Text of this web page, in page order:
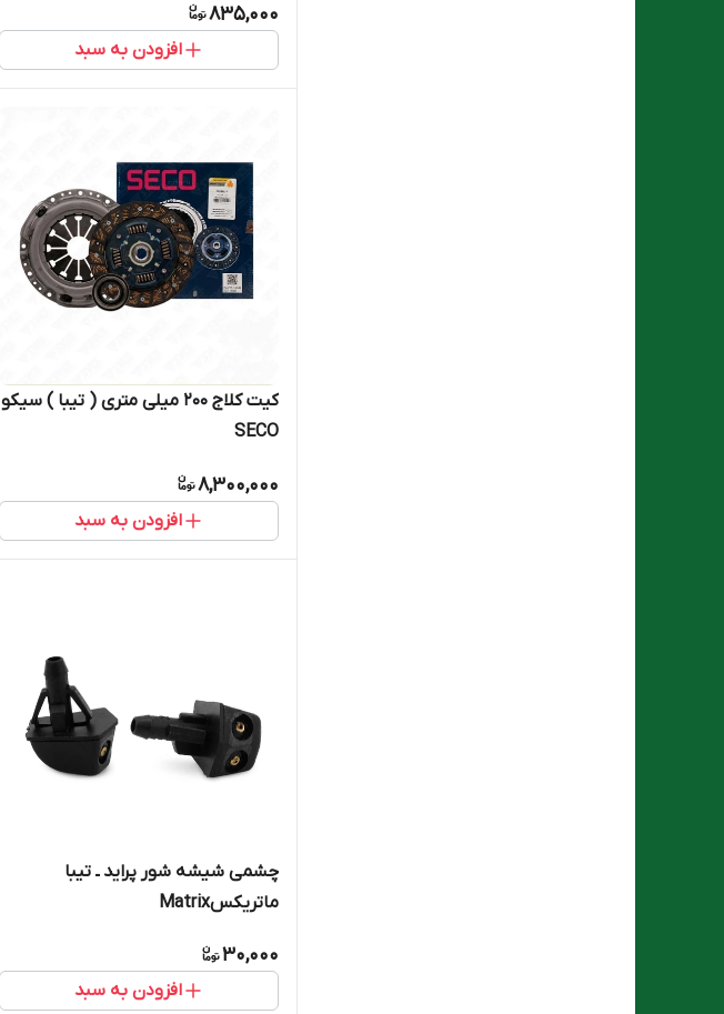
835,000
افزودن به سبد
کیت کلاج ۲۰۰ میلی متری ( تیبا ) سیکو
SECO
8,300,000
افزودن به سبد
چشمی شیشه شور پراید ـ تیبا
ماتریکسMatrix
30,000
افزودن به سبد